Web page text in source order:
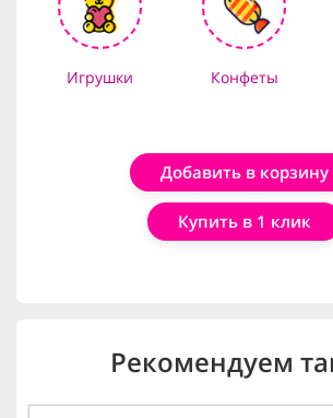
Игрушки Конфеты
Добавить в корзину
Купить в 1 клик
Рекомендуем